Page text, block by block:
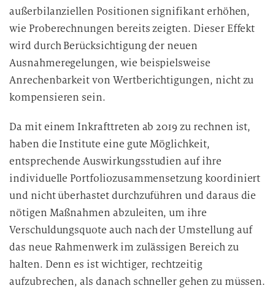
außerbilanziellen Positionen signifikant erhöhen,
wie Proberechnungen bereits zeigten. Dieser Effekt
wird durch Berücksichtigung der neuen
Ausnahmeregelungen, wie beispielsweise
Anrechenbarkeit von Wertberichtigungen, nicht zu
kompensieren sein.
Da mit einem Inkrafttreten ab 2019 zu rechnen ist,
haben die Institute eine gute Möglichkeit,
entsprechende Auswirkungsstudien auf ihre
individuelle Portfoliozusammensetzung koordiniert
und nicht überhastet durchzuführen und daraus die
nötigen Maßnahmen abzuleiten, um ihre
Verschuldungsquote auch nach der Umstellung auf
das neue Rahmenwerk im zulässigen Bereich zu
halten. Denn es ist wichtiger, rechtzeitig
aufzubrechen, als danach schneller gehen zu müssen.